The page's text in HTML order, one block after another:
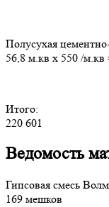
Полусухая
56,8 м.кв х 550 /м.кв
Итого:
220 601
Ведомость
Гипсовая смесь
169 мешков